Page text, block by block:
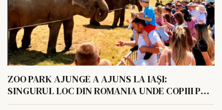
ZOO PARK AJUNGE A AJUNS LA IAȘI:
SINGURUL LOC DIN ROMANIA UNDE COPIII POT
HRANI UN ELEFANT